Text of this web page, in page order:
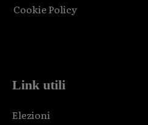
Cookie Policy
Link utili
Elezioni